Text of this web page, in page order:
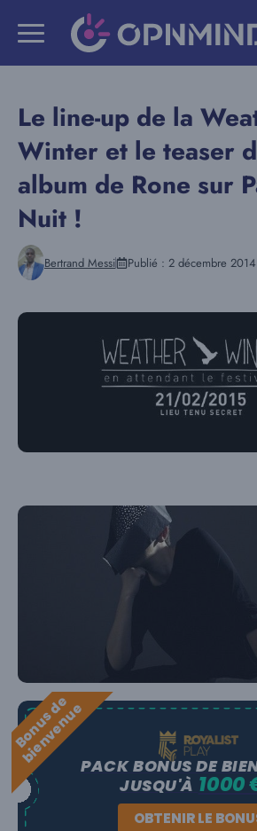
Le line-up de la
Winter et le teaser
album de Rone sur
Nuit !
Bertrand Messi Publié : 2 décembre 2014
B
o
n
u
s
d
e
b
i
e
n
v
e
n
u
ePACK BONUS DE
JUSQU'À 1000
OBTENIR LE